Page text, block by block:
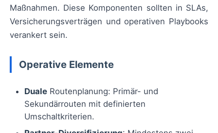
Maßnahmen. Diese Komponenten sollten in SLAs,
Versicherungsverträgen und operativen Playbooks
verankert sein.
Operative Elemente
Duale Routenplanung: Primär- und
Sekundärrouten mit definierten
Umschaltkriterien.